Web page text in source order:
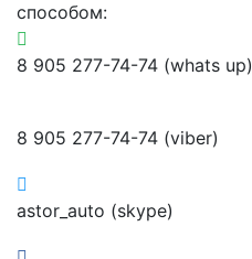
способом:
8 905 277-74-74 (whats up)
8 905 277-74-74 (viber)
astor_auto (skype)